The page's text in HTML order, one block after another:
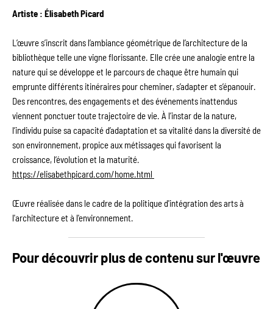
Artiste : Élisabeth Picard
L’œuvre s’inscrit dans l’ambiance géométrique de l’architecture de la
bibliothèque telle une vigne florissante. Elle crée une analogie entre la
nature qui se développe et le parcours de chaque être humain qui
emprunte différents itinéraires pour cheminer, s’adapter et s’épanouir.
Des rencontres, des engagements et des événements inattendus
viennent ponctuer toute trajectoire de vie. À l’instar de la nature,
l’individu puise sa capacité d’adaptation et sa vitalité dans la diversité de
son environnement, propice aux métissages qui favorisent la
croissance, l’évolution et la maturité.
https://elisabethpicard.com/home.html
Œuvre réalisée dans le cadre de la politique d'intégration des arts à
l'architecture et à l'environnement.